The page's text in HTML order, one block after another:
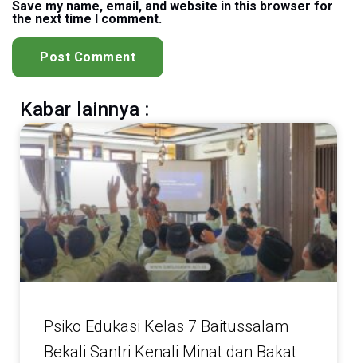
Save my name, email, and website in this browser for
the next time I comment.
Kabar lainnya :
Psiko Edukasi Kelas 7 Baitussalam
Bekali Santri Kenali Minat dan Bakat